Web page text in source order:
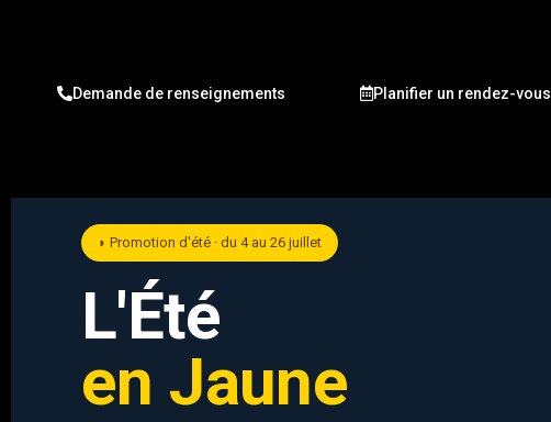
Demande de renseignements Planifier un rendez-vous
◗ Promotion d'été · du 4 au 26 juillet
L'Été
en Jaune